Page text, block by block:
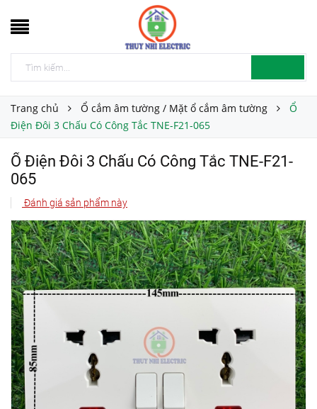
Trang chủ Ổ cắm âm tường / Mặt ổ cắm âm tường
Ổ
Điện Đôi 3 Chấu Có Công Tắc TNE-F21-065
Ổ Điện Đôi 3 Chấu Có Công Tắc TNE-F21-
065
Đánh giá sản phẩm này